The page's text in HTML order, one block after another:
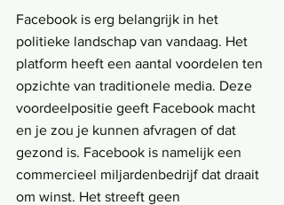
Facebook is erg belangrijk in het
politieke landschap van vandaag. Het
platform heeft een aantal voordelen ten
opzichte van traditionele media. Deze
voordeelpositie geeft Facebook macht
en je zou je kunnen afvragen of dat
gezond is. Facebook is namelijk een
commercieel miljardenbedrijf dat draait
om winst. Het streeft geen